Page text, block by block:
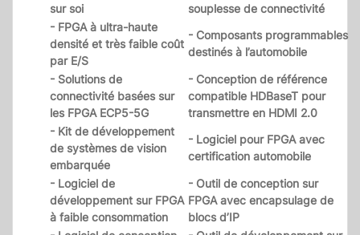
sur soi
souplesse de connectivité
- FPGA à ultra-haute
densité et très faible coût
par E/S
- Composants programmables
destinés à l’automobile
- Solutions de
connectivité basées sur
les FPGA ECP5-5G
- Conception de référence
compatible HDBaseT pour
transmettre en HDMI 2.0
- Kit de développement
de systèmes de vision
embarquée
- Logiciel pour FPGA avec
certification automobile
- Logiciel de
développement sur FPGA
à faible consommation
- Outil de conception sur
FPGA avec encapsulage de
blocs d’IP